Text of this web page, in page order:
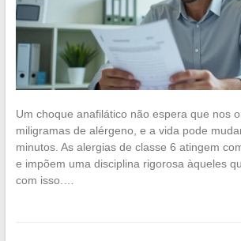
Um choque anafilático não espera que nos
miligramas de alérgeno, e a vida pode
minutos. As alergias de classe 6 atingem
e impõem uma disciplina rigorosa àqueles
com isso.…